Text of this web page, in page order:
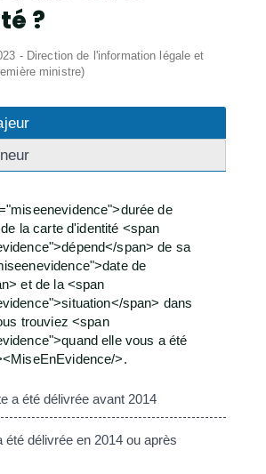
?
- Direction de l'information légale et
ministre)
de
la carte d'identité <span
span> de sa
de
et de la <span
span> dans
trouviez <span
elle vous a été
>.
a été délivrée avant 2014
été délivrée en 2014 ou après